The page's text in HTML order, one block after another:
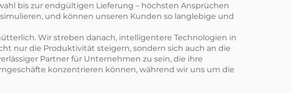
bis zur endgültigen Lieferung – höchsten Ansprüchen
und können unseren Kunden so langlebige und
Wir streben danach, intelligentere Technologien in
nur die Produktivität steigern, sondern sich auch an die
Partner für Unternehmen zu sein, die ihre
konzentrieren können, während wir uns um die